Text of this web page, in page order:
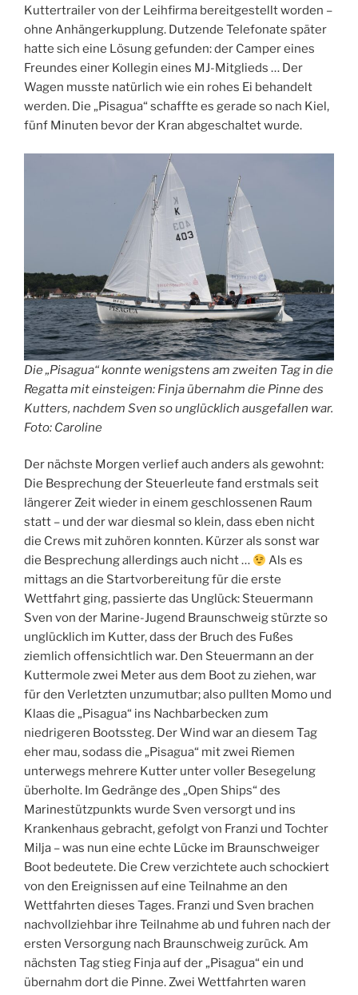
Kuttertrailer von der Leihfirma bereitgestellt worden –
ohne Anhängerkupplung. Dutzende Telefonate später
hatte sich eine Lösung gefunden: der Camper eines
Freundes einer Kollegin eines MJ-Mitglieds … Der
Wagen musste natürlich wie ein rohes Ei behandelt
werden. Die „Pisagua“ schaffte es gerade so nach Kiel,
fünf Minuten bevor der Kran abgeschaltet wurde.
Die „Pisagua“ konnte wenigstens am zweiten Tag in die
Regatta mit einsteigen: Finja übernahm die Pinne des
Kutters, nachdem Sven so unglücklich ausgefallen war.
Foto: Caroline
Der nächste Morgen verlief auch anders als gewohnt:
Die Besprechung der Steuerleute fand erstmals seit
längerer Zeit wieder in einem geschlossenen Raum
statt – und der war diesmal so klein, dass eben nicht
die Crews mit zuhören konnten. Kürzer als sonst war
die Besprechung allerdings auch nicht …
Als es
mittags an die Startvorbereitung für die erste
Wettfahrt ging, passierte das Unglück: Steuermann
Sven von der Marine-Jugend Braunschweig stürzte so
unglücklich im Kutter, dass der Bruch des Fußes
ziemlich offensichtlich war. Den Steuermann an der
Kuttermole zwei Meter aus dem Boot zu ziehen, war
für den Verletzten unzumutbar; also pullten Momo und
Klaas die „Pisagua“ ins Nachbarbecken zum
niedrigeren Bootssteg. Der Wind war an diesem Tag
eher mau, sodass die „Pisagua“ mit zwei Riemen
unterwegs mehrere Kutter unter voller Besegelung
überholte. Im Gedränge des „Open Ships“ des
Marinestützpunkts wurde Sven versorgt und ins
Krankenhaus gebracht, gefolgt von Franzi und Tochter
Milja – was nun eine echte Lücke im Braunschweiger
Boot bedeutete. Die Crew verzichtete auch schockiert
von den Ereignissen auf eine Teilnahme an den
Wettfahrten dieses Tages. Franzi und Sven brachen
nachvollziehbar ihre Teilnahme ab und fuhren nach der
ersten Versorgung nach Braunschweig zurück. Am
nächsten Tag stieg Finja auf der „Pisagua“ ein und
übernahm dort die Pinne. Zwei Wettfahrten waren